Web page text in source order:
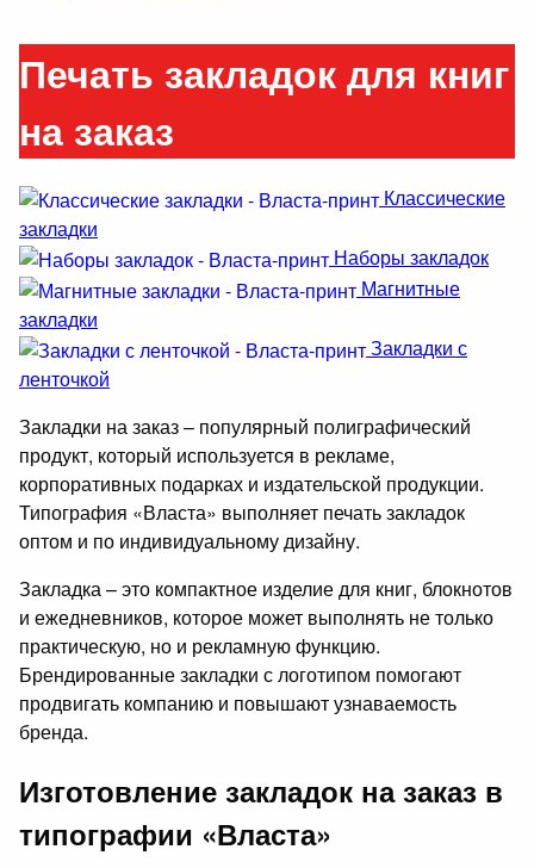
Печать закладок для книг
на заказ
Классические
закладки
Наборы закладок
Магнитные
закладки
Закладки с
ленточкой
Закладки на заказ – популярный полиграфический
продукт, который используется в рекламе,
корпоративных подарках и издательской продукции.
Типография «Власта» выполняет печать закладок
оптом и по индивидуальному дизайну.
Закладка – это компактное изделие для книг, блокнотов
и ежедневников, которое может выполнять не только
практическую, но и рекламную функцию.
Брендированные закладки с логотипом помогают
продвигать компанию и повышают узнаваемость
бренда.
Изготовление закладок на заказ в
типографии «Власта»